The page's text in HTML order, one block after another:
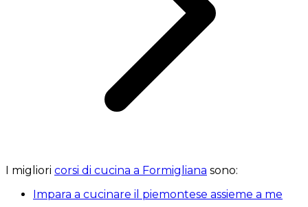
I migliori corsi di cucina a Formigliana sono:
Impara a cucinare il piemontese assieme a me